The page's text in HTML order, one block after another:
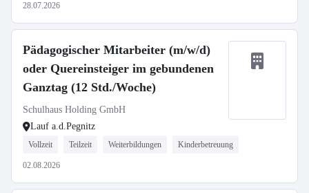
28.07.2026
Pädagogischer Mitarbeiter (m/w/d)
oder Quereinsteiger im gebundenen
Ganztag (12 Std./Woche)
Schulhaus Holding GmbH
Lauf a.d.Pegnitz
Vollzeit Teilzeit Weiterbildungen Kinderbetreuung
02.08.2026